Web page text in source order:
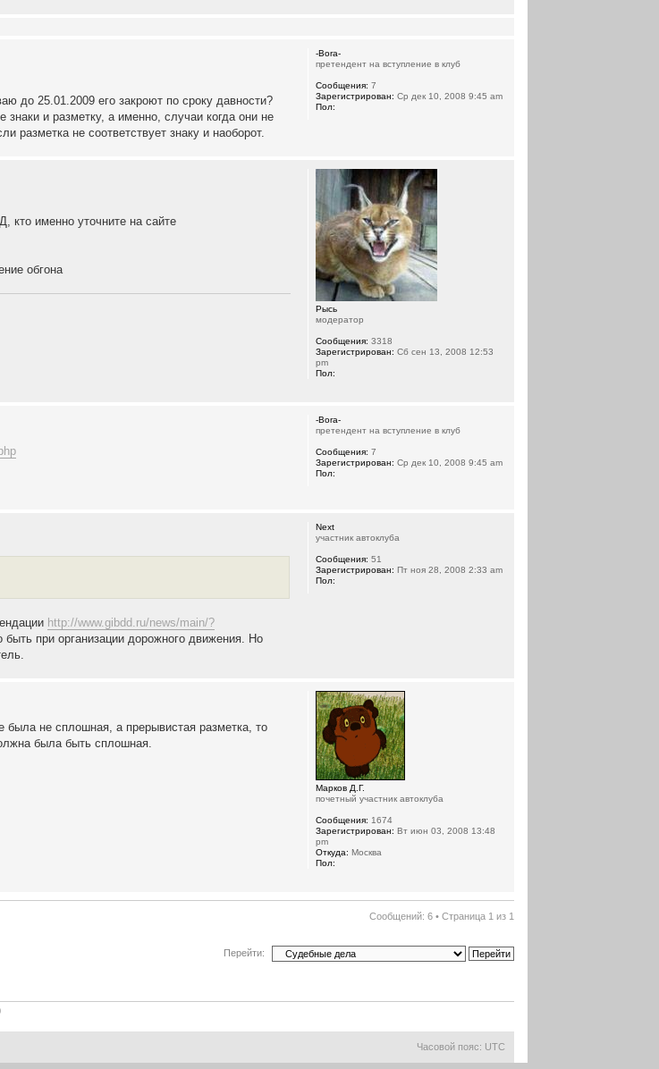
до 25.01.2009 его закроют по сроку давности?
и разметку, а именно, случаи когда они не
разметка не соответствует знаку и наоборот.
-Bora-
претендент на вступление в клуб
Сообщения: 7
Зарегистрирован: Ср дек 10, 2008 9:45 am
Пол:
кто именно уточните на сайте
обгона
Рысь
модератор
Сообщения: 3318
Зарегистрирован: Сб сен 13, 2008 12:53
pm
Пол:
-Bora-
претендент на вступление в клуб
Сообщения: 7
Зарегистрирован: Ср дек 10, 2008 9:45 am
Пол:
http://www.gibdd.ru/news/main/?
быть при организации дорожного движения. Но
Next
участник автоклуба
Сообщения: 51
Зарегистрирован: Пт ноя 28, 2008 2:33 am
Пол:
не сплошная, а прерывистая разметка, то
была быть сплошная.
Марков Д.Г.
почетный участник автоклуба
Сообщения: 1674
Зарегистрирован: Вт июн 03, 2008 13:48
pm
Откуда: Москва
Пол:
Сообщений: 6 • Страница 1 из 1
Перейти:
Часовой пояс: UTC